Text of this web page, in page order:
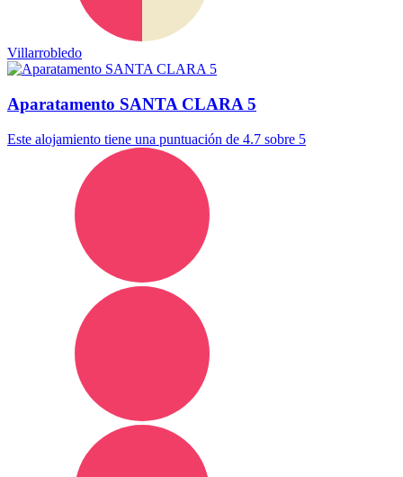
Villarrobledo
Aparatamento SANTA CLARA 5
Este alojamiento tiene una puntuación de 4.7 sobre 5